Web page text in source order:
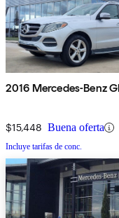
2016 Mercedes-Benz
$15,448 Buena oferta
Incluye tarifas de conc.